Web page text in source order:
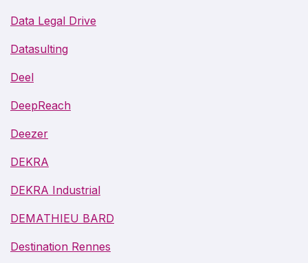
Data Legal Drive
Datasulting
Deel
DeepReach
Deezer
DEKRA
DEKRA Industrial
DEMATHIEU BARD
Destination Rennes